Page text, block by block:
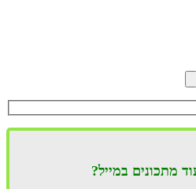
מתכונים במייל?